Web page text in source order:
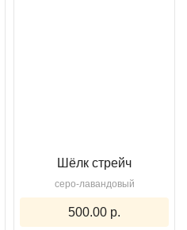
Шёлк стрейч
серо-лавандовый
500.00 р.